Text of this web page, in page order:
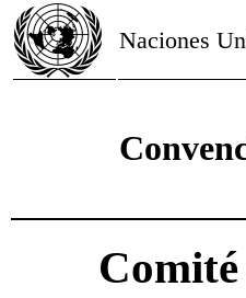
Naciones